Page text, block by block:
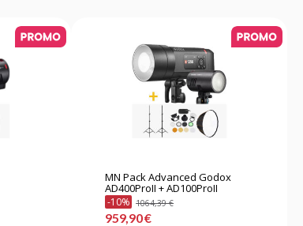
MN Pack Advanced Godox
AD400ProII + AD100ProII
-10% 1064,39 €
959,90 €